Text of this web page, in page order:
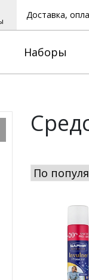
Доставка,
Наборы